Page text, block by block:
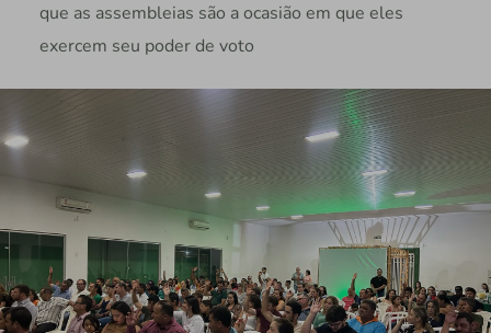
que as assembleias são a ocasião em que eles
exercem seu poder de voto